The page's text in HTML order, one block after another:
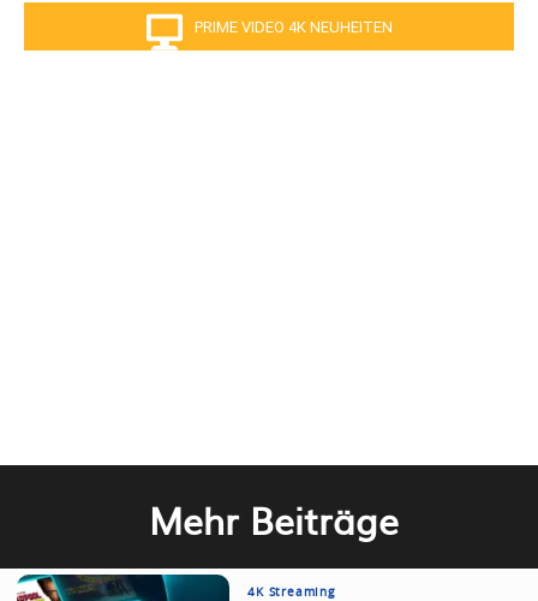
PRIME VIDEO 4K NEUHEITEN
Mehr Beiträge
4K Streaming